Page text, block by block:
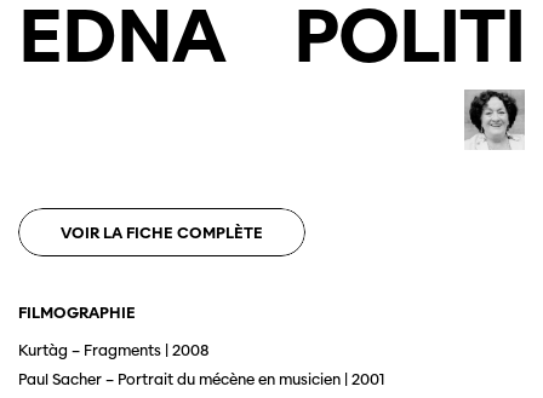
EDNA POLITI
VOIR LA FICHE COMPLÈTE
FILMOGRAPHIE
Kurtàg – Fragments | 2008
Paul Sacher – Portrait du mécène en musicien | 2001